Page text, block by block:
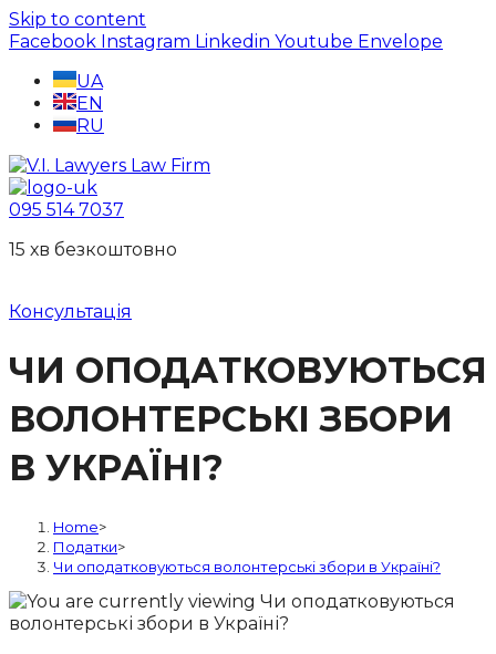
Skip to content
Facebook Instagram Linkedin Youtube Envelope
UA
EN
RU
095 514 7037
15 хв безкоштовно
Консультація
ЧИ ОПОДАТКОВУЮТЬСЯ
ВОЛОНТЕРСЬКІ ЗБОРИ
В УКРАЇНІ?
Home>
Податки>
Чи оподатковуються волонтерські збори в Україні?